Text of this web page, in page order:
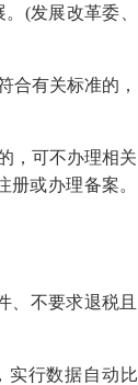
(发展改革委、
合有关标准的，
，可不办理相关
或办理备案。
、不要求退税且
实行数据自动比